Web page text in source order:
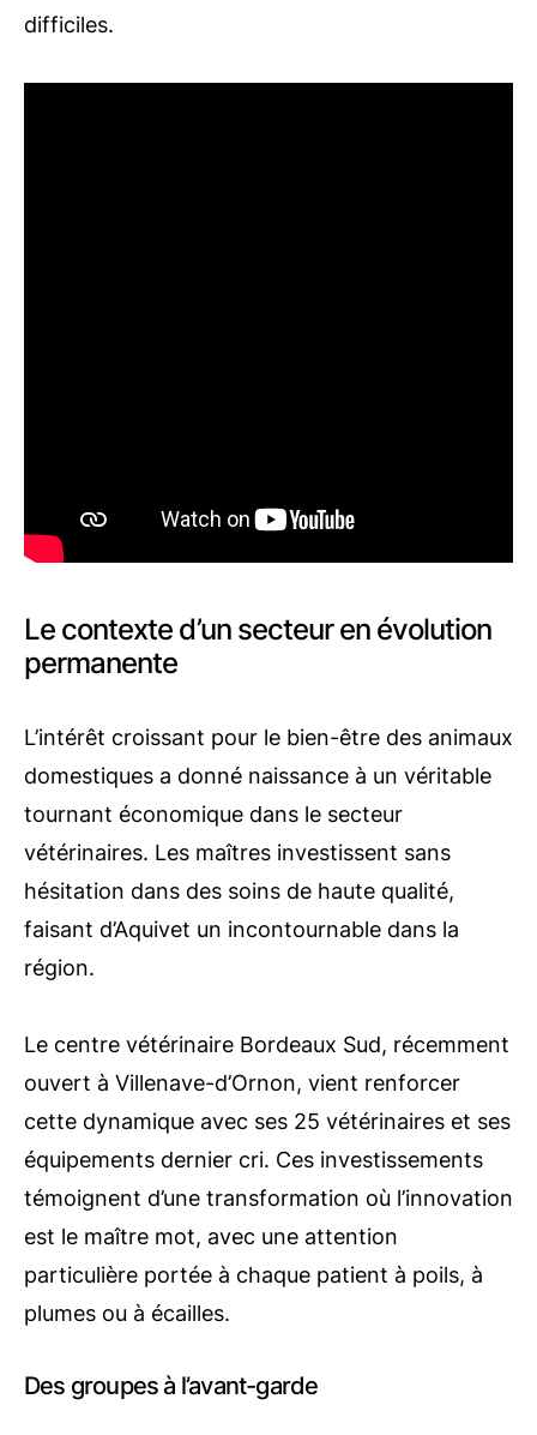
difficiles.
Le contexte d’un secteur en évolution
permanente
L’intérêt croissant pour le bien-être des animaux
domestiques a donné naissance à un véritable
tournant économique dans le secteur
vétérinaires. Les maîtres investissent sans
hésitation dans des soins de haute qualité,
faisant d’Aquivet un incontournable dans la
région.
Le centre vétérinaire Bordeaux Sud, récemment
ouvert à Villenave-d’Ornon, vient renforcer
cette dynamique avec ses 25 vétérinaires et ses
équipements dernier cri. Ces investissements
témoignent d’une transformation où l’innovation
est le maître mot, avec une attention
particulière portée à chaque patient à poils, à
plumes ou à écailles.
Des groupes à l’avant-garde